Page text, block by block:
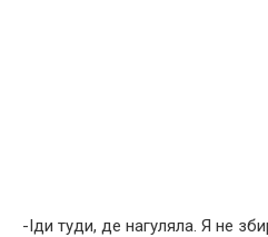
-Іди туди, де нагуляла. Я не